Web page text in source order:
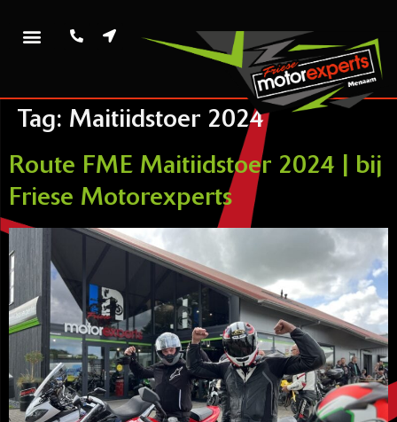
Tag: Maitiidstoer 2024
Route FME Maitiidstoer 2024 | bij
Friese Motorexperts